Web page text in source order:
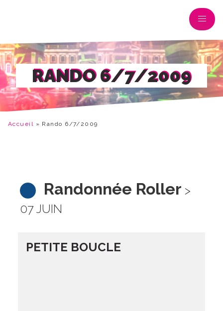
RANDO 6/7/2009
Accueil » Rando 6/7/2009
Randonnée Roller >
07 JUIN
PETITE BOUCLE